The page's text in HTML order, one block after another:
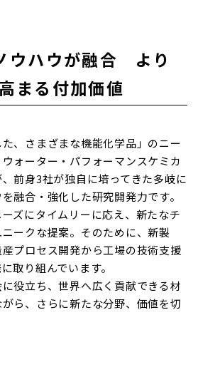
ウハウが融合 より
まる付加価値
た、さまざまな機能化学品」のニー
ォーター・パフォーマンスケミカ
前身3社が独自に培ってきた多岐に
融合・強化した研究開発力です。
ズにタイムリーに応え、新たなチ
ークな提案。そのために、新製
プロセス開発から工場の技術支援
取り組んでいます。
役立ち、世界へ広く貢献できる材
ら、さらに新たな分野、価値を切